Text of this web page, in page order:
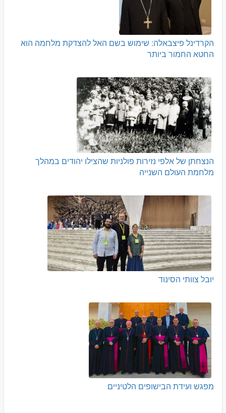
הקרדינל פיצבאלה: שימוש בשם האל להצדקת מלחמה הוא
החטא החמור ביותר
הנצחתן של אלפי נזירות פולניות שהצילו יהודים במהלך
מלחמת העולם השנייה
יובל צוותי הסינוד
מפגש ועידת הבישופים הלטיניים